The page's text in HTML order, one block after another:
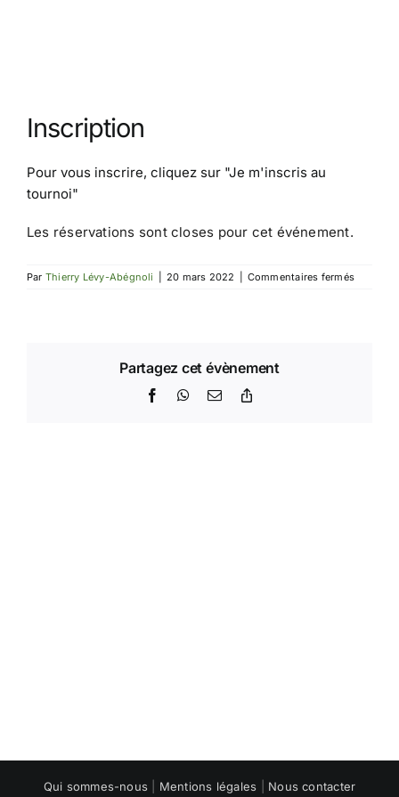
Inscription
Pour vous inscrire, cliquez sur "Je m'inscris au
tournoi"
Les réservations sont closes pour cet événement.
Par Thierry Lévy-Abégnoli 20 mars 2022 Commentaires ferméssur
Partagez cet évènement
FacebookWhatsApp
Email
Qui sommes-nous Mentions légales Nous contacter